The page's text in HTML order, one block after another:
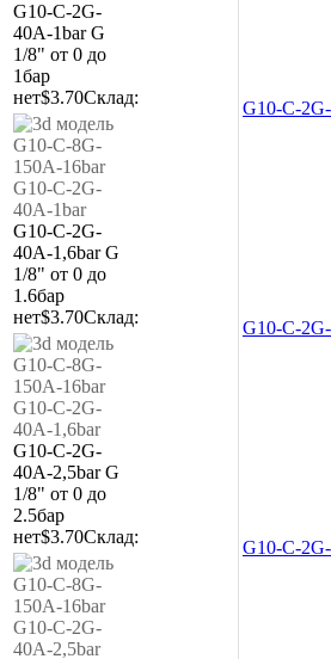
G10-C-2G-
40A-1barG
1/8" от 0 до
1бар
нет$3.70Склад:
G10-C-
G10-C-2G-
40A-1,6barG
1/8" от 0 до
1.6бар
нет$3.70Склад:
G10-C-
G10-C-2G-
40A-2,5barG
1/8" от 0 до
2.5бар
нет$3.70Склад:
G10-C-